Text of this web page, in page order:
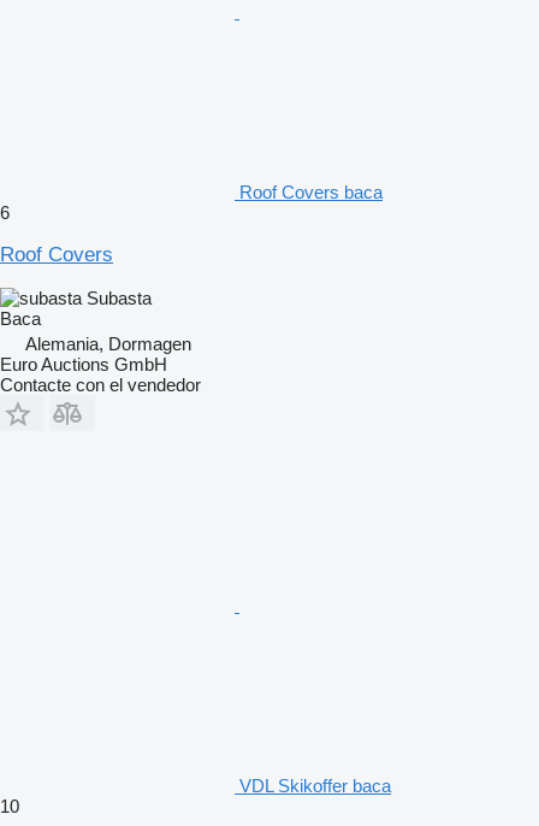
Roof Covers baca
6
Roof Covers
Subasta
Baca
Alemania, Dormagen
Euro Auctions GmbH
Contacte con el vendedor
VDL Skikoffer baca
10